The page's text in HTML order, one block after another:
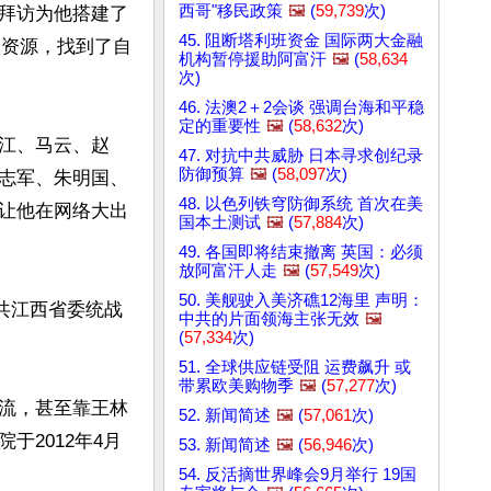
访为他搭建了
源，找到了自
、马云、赵
军、朱明国、
他在网络大出
江西省委统战
，甚至靠王林
于2012年4月
西哥"移民政策 🖼️ (59,739次)
45. 阻断塔利班资金 国际两大金融
机构暂停援助阿富汗 🖼️ (58,634
次)
46. 法澳2＋2会谈 强调台海和平稳
定的重要性 🖼️ (58,632次)
47. 对抗中共威胁 日本寻求创纪录
防御预算 🖼️ (58,097次)
48. 以色列铁穹防御系统 首次在美
国本土测试 🖼️ (57,884次)
49. 各国即将结束撤离 英国：必须
放阿富汗人走 🖼️ (57,549次)
50. 美舰驶入美济礁12海里 声明：
中共的片面领海主张无效 🖼️
(57,334次)
51. 全球供应链受阻 运费飙升 或
带累欧美购物季 🖼️ (57,277次)
52. 新闻简述 🖼️ (57,061次)
53. 新闻简述 🖼️ (56,946次)
54. 反活摘世界峰会9月举行 19国